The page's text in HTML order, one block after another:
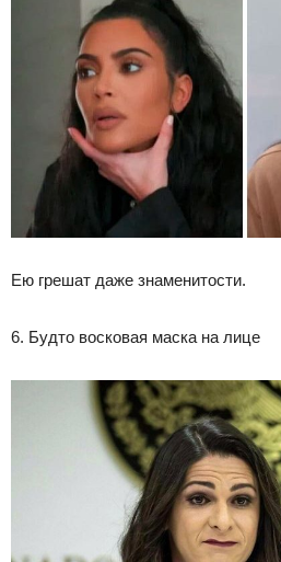
Ею грешат даже знаменитости.
6. Будто восковая маска на лице